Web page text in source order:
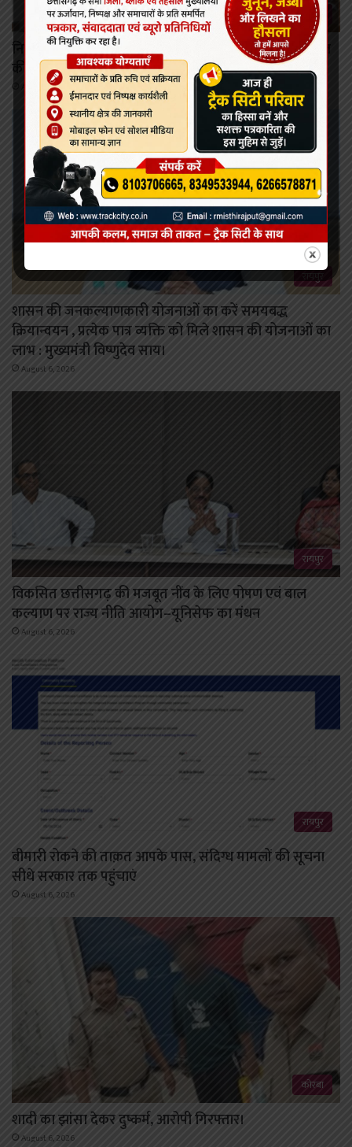
रायपुर
निर्माण श्रमिकों के कल्याण हेतु अनेक महत्वपूर्ण निर्णयों को मंडल
की बैठक में मिली स्वीकृति
August 6, 2026
रायपुर
शासन की जनकल्याणकारी योजनाओं का करें समयबद्ध
क्रियान्वयन , प्रत्येक पात्र व्यक्ति को मिले शासन की योजनाओं का
लाभ : मुख्यमंत्री विष्णुदेव साय।
August 6, 2026
रायपुर
विकसित छत्तीसगढ़ की मजबूत नींव के लिए पोषण एवं बाल
कल्याण पर राज्य नीति आयोग–यूनिसेफ का मंथन
August 6, 2026
रायपुर
बीमारी रोकने की ताक़त आपके पास, संदिग्ध मामलों की सूचना
सीधे सरकार तक पहुंचाएं
August 6, 2026
कोरबा
शादी का झांसा देकर दुष्कर्म, आरोपी गिरफ्तार।
August 6, 2026